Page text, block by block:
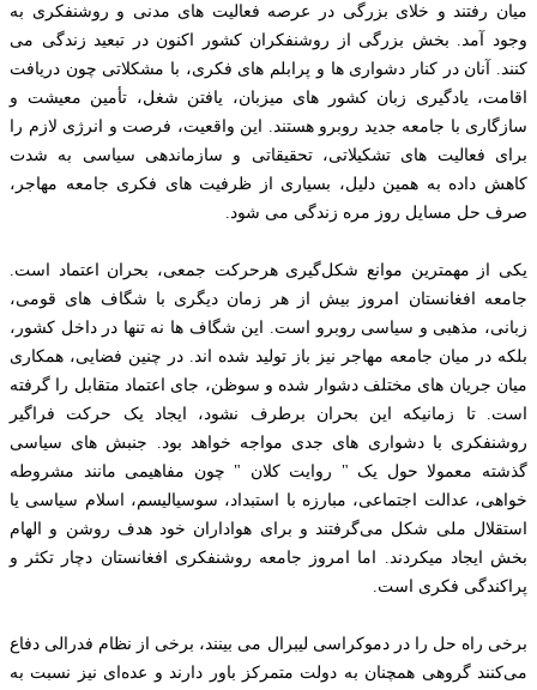
میان رفتند و خلای بزرگی در عرصه فعالیت های مدنی و روشنفکری به
وجود آمد. بخش بزرگی از روشنفکران کشور اکنون در تبعید زندگی می
کنند. آنان در کنار دشواری ها و پرابلم های فکری، با مشکلاتی چون دریافت
اقامت، یادگیری زبان کشور های میزبان، یافتن شغل، تأمین معیشت و
سازگاری با جامعه جدید روبرو هستند. این واقعیت، فرصت و انرژی لازم را
برای فعالیت های تشکیلاتی، تحقیقاتی و سازماندهی سیاسی به شدت
کاهش داده به همین دلیل، بسیاری از ظرفیت های فکری جامعه مهاجر،
صرف حل مسایل روز مره زندگی می شود.
یکی از مهمترین موانع شکل‌گیری هرحرکت جمعی، بحران اعتماد است.
جامعه افغانستان امروز بیش از هر زمان دیگری با شگاف های قومی،
زبانی، مذهبی و سیاسی روبرو است. این شگاف ها نه تنها در داخل کشور،
بلكه در میان جامعه مهاجر نیز باز تولید شده اند. در چنین فضایی، همکاری
میان جریان های مختلف دشوار شده و سوظن، جای اعتماد متقابل را گرفته
است. تا زمانیکه این بحران برطرف نشود، ایجاد یک حرکت فراگیر
روشنفکری با دشواری های جدی مواجه خواهد بود. جنبش های سیاسی
گذشته معمولا حول یک " روایت کلان " چون مفاهیمی مانند مشروطه
خواهی، عدالت اجتماعی، مبارزه با استبداد، سوسیالیسم، اسلام سیاسی یا
استقلال ملی شکل می‌گرفتند و برای هواداران خود هدف روشن و الهام
بخش ایجاد میکردند. اما امروز جامعه روشنفکری افغانستان دچار تکثر و
پراکندگی فکری است.
برخی راه حل را در دموکراسی لیبرال می بینند، برخی از نظام فدرالی دفاع
می‌کنند گروهی همچنان به دولت متمرکز باور دارند و عده‌ای نیز نسبت به